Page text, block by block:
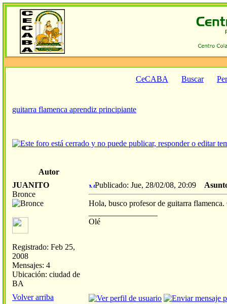
CeCABA Buscar
guitarra flamenca aprendiz principiante
Autor
JUANITO
Bronce
Registrado: Feb 25,
2008
Mensajes: 4
Ubicación: ciudad de
BA
Publicado: Jue, 28/02/08, 20:09
Hola, busco profesor de guitarra
Olé
Volver arriba